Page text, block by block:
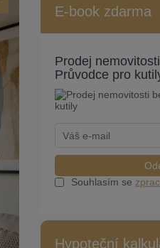
E-book zdarma
Prodej
Průvodce pro
Souhlasím se
Hypoteční